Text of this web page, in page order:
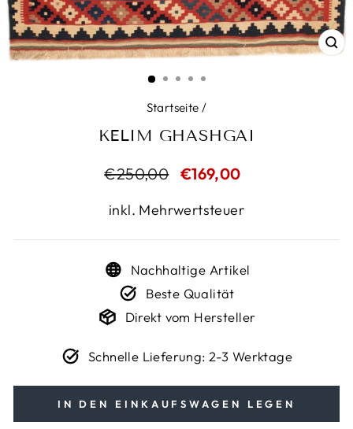
Startseite /
KELIM GHASHGAI
Normaler
€250,00 Sonderpreis
€169,00
inkl. Mehrwertsteuer
Nachhaltige Artikel
Beste Qualität
Direkt vom Hersteller
Schnelle Lieferung: 2-3 Werktage
IN DEN EINKAUFSWAGEN LEGEN